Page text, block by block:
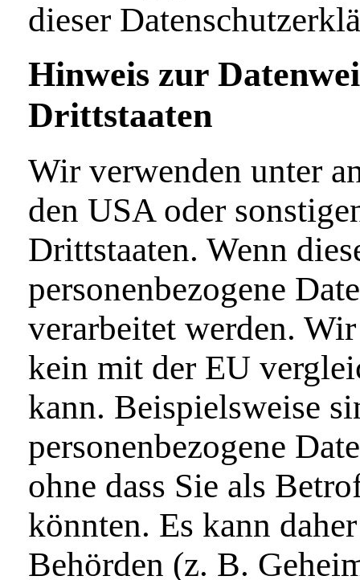
dieser
Hinweis zur
Drittstaaten
Wir verwenden unter
den USA oder
Drittstaaten. Wenn
personenbezogene
verarbeitet werden.
kein mit der EU
kann. Beispielsweise
personenbezogene
ohne dass Sie als
könnten. Es kann
Behörden (z. B.